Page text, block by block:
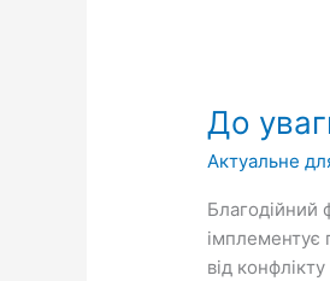
До
Актуальне
Благодійний
імплементує
від
ВПО!